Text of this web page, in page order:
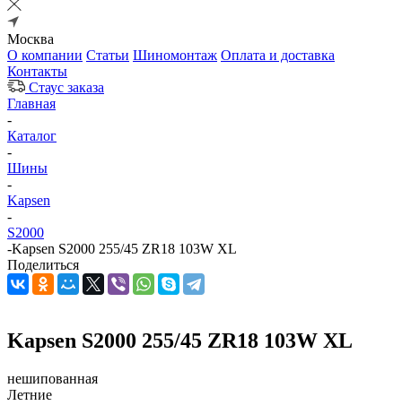
Москва
О компании Статьи Шиномонтаж Оплата и доставка
Контакты
Стаус заказа
Главная
-
Каталог
-
Шины
-
Kapsen
-
S2000
-Kapsen S2000 255/45 ZR18 103W XL
Поделиться
Kapsen S2000 255/45 ZR18 103W XL
нешипованная
Летние